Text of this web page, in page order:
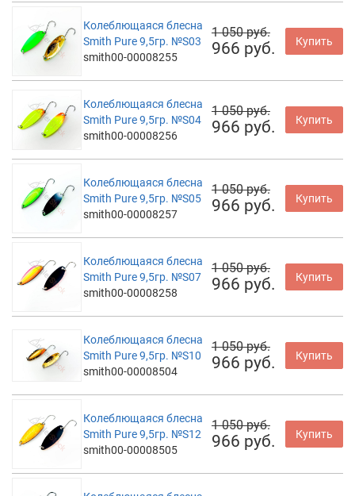
Колеблющаяся блесна
Smith Pure 9,5гр. №S03
smith00-00008255
1 050 руб.
966 руб. Купить
Колеблющаяся блесна
Smith Pure 9,5гр. №S04
smith00-00008256
1 050 руб.
966 руб. Купить
Колеблющаяся блесна
Smith Pure 9,5гр. №S05
smith00-00008257
1 050 руб.
966 руб. Купить
Колеблющаяся блесна
Smith Pure 9,5гр. №S07
smith00-00008258
1 050 руб.
966 руб. Купить
Колеблющаяся блесна
Smith Pure 9,5гр. №S10
smith00-00008504
1 050 руб.
966 руб. Купить
Колеблющаяся блесна
Smith Pure 9,5гр. №S12
smith00-00008505
1 050 руб.
966 руб. Купить